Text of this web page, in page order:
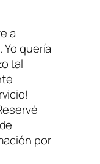
a
Yo quería
tal
por